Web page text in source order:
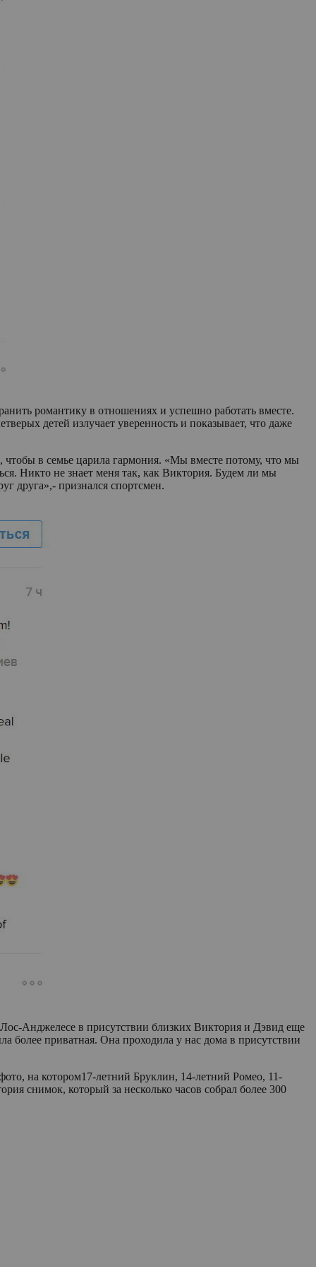
романтику в отношениях и успешно работать вместе.
детей излучает уверенность и показывает, что даже
в семье царила гармония. «Мы вместе потому, что мы
Никто не знает меня так, как Виктория. Будем ли мы
друга»,- признался спортсмен.
Анджелесе в присутствии близких Виктория и Дэвид еще
более приватная. Она проходила у нас дома в присутствии
на котором17-летний Бруклин, 14-летний Ромео, 11-
снимок, который за несколько часов собрал более 300